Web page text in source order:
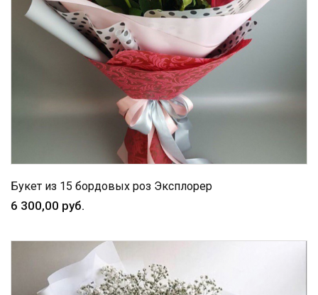
Букет из 15 бордовых роз Эксплорер
6 300,00 руб.